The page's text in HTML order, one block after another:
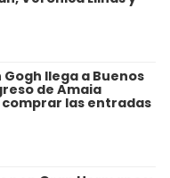
Gogh llega a Buenos
de Amaia
las entradas